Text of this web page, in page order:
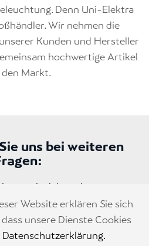
Website erklären Sie sich
unsere Dienste Cookies
Datenschutzerklärung.
Denn Uni-Elektra
Wir nehmen die
Kunden und Hersteller
hochwertige Artikel
den Markt.
uns bei weiteren
elektra.de
74 57 / 95 999-0